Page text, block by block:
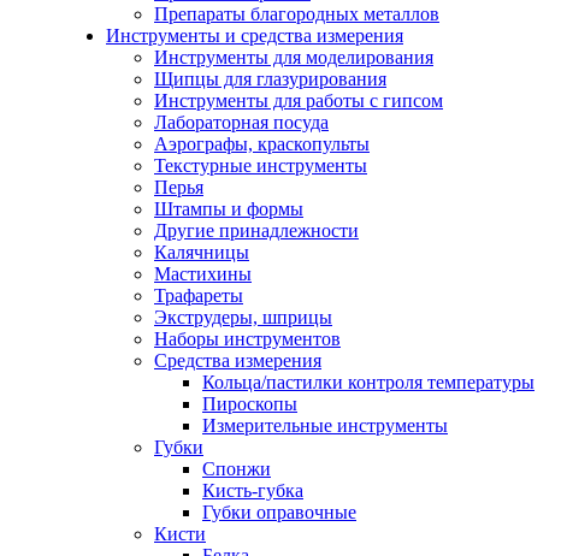
Препараты благородных металлов
Инструменты и средства измерения
Инструменты для моделирования
Щипцы для глазурирования
Инструменты для работы с гипсом
Лабораторная посуда
Аэрографы, краскопульты
Текстурные инструменты
Перья
Штампы и формы
Другие принадлежности
Калячницы
Мастихины
Трафареты
Экструдеры, шприцы
Наборы инструментов
Средства измерения
Кольца/пастилки контроля температуры
Пироскопы
Измерительные инструменты
Губки
Спонжи
Кисть-губка
Губки оправочные
Кисти